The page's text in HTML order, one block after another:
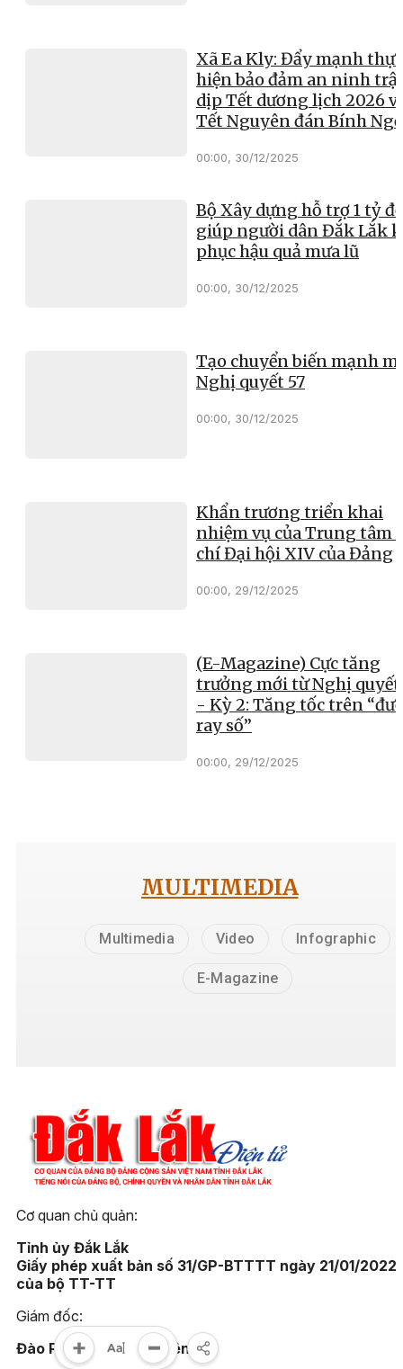
Xã Ea Kly: Đẩy mạnh thực
hiện bảo đảm an ninh
dịp Tết dương lịch 2026
Tết Nguyên đán Bính Ngọ
00:00, 30/12/2025
Bộ Xây dựng hỗ trợ 1 tỷ
giúp người dân Đắk Lắk
phục hậu quả mưa lũ
00:00, 30/12/2025
Tạo chuyển biến mạnh
Nghị quyết 57
00:00, 30/12/2025
Khẩn trương triển khai
nhiệm vụ của Trung tâm
chí Đại hội XIV của Đảng
00:00, 29/12/2025
(E-Magazine) Cực tăng
trưởng mới từ Nghị quyết
- Kỳ 2: Tăng tốc trên
ray số”
00:00, 29/12/2025
MULTIMEDIA
Multimedia Video Infographic
E-Magazine
Cơ quan chủ quản:
Tỉnh ủy Đắk Lắk
Giấy phép xuất bản số 31/GP-BTTTT ngày 21/01/2022
của bộ TT-TT
Giám đốc:
Đào Phạm Hoàng Quyên